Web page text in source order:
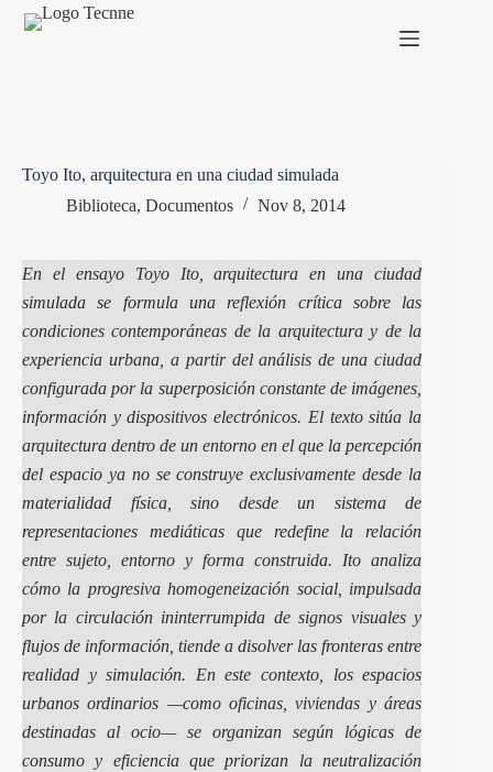
Toyo Ito, arquitectura en una ciudad simulada
Biblioteca, Documentos Nov 8, 2014
En el ensayo Toyo Ito, arquitectura en una ciudad
simulada se formula una reflexión crítica sobre las
condiciones contemporáneas de la arquitectura y de la
experiencia urbana, a partir del análisis de una ciudad
configurada por la superposición constante de imágenes,
información y dispositivos electrónicos. El texto sitúa la
arquitectura dentro de un entorno en el que la percepción
del espacio ya no se construye exclusivamente desde la
materialidad física, sino desde un sistema de
representaciones mediáticas que redefine la relación
entre sujeto, entorno y forma construida. Ito analiza
cómo la progresiva homogeneización social, impulsada
por la circulación ininterrumpida de signos visuales y
flujos de información, tiende a disolver las fronteras entre
realidad y simulación. En este contexto, los espacios
urbanos ordinarios —como oficinas, viviendas y áreas
destinadas al ocio— se organizan según lógicas de
consumo y eficiencia que priorizan la neutralización